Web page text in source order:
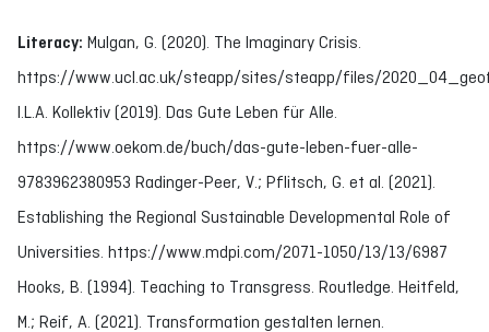
Literacy: Mulgan, G. (2020). The Imaginary Crisis.
https://www.ucl.ac.uk/steapp/sites/steapp/files/
I.L.A. Kollektiv (2019). Das Gute Leben für Alle.
https://www.oekom.de/buch/das-gute-leben-fuer-alle-
9783962380953 Radinger-Peer, V.; Pflitsch, G. et al. (2021).
Establishing the Regional Sustainable Developmental Role of
Universities. https://www.mdpi.com/2071-1050/13/13/6987
Hooks, B. (1994). Teaching to Transgress. Routledge. Heitfeld,
M.; Reif, A. (2021). Transformation gestalten lernen.